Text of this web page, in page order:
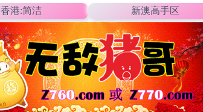
香港:简洁 新澳高手区